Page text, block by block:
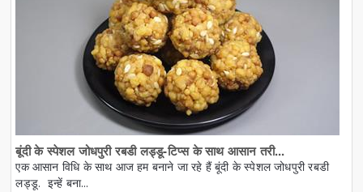
बूंदी के स्पेशल जोधपुरी रबडी लड्डू-टिप्स के साथ आसान तरी...
एक आसान विधि के साथ आज हम बनाने जा रहे हैं बूंदी के स्पेशल जोधपुरी रबडी
लड्डू. इन्हें बना...